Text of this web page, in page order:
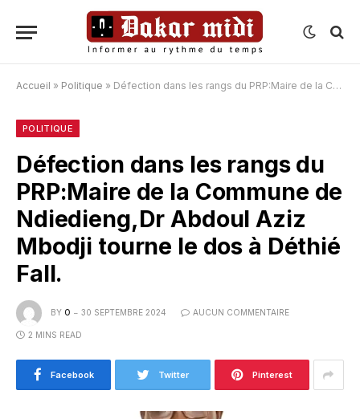
Accueil » Politique » Défection dans les rangs du PRP:Maire de la Commune de Ndiedieng,Dr Abdoul Aziz Mbodji tourne le dos à Déthié Fall.
POLITIQUE
Défection dans les rangs du
PRP:Maire de la Commune de
Ndiedieng,Dr Abdoul Aziz
Mbodji tourne le dos à Déthié
Fall.
BY O 30 SEPTEMBRE 2024 AUCUN COMMENTAIRE
2 MINS READ
Facebook Twitter Pinterest